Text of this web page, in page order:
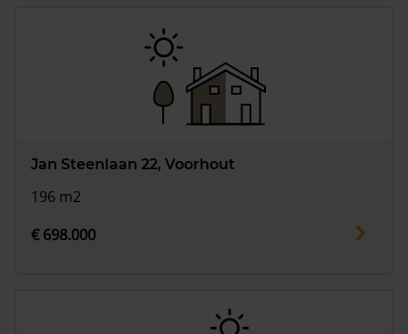
Jan Steenlaan 22, Voorhout
196 m2
€ 698.000